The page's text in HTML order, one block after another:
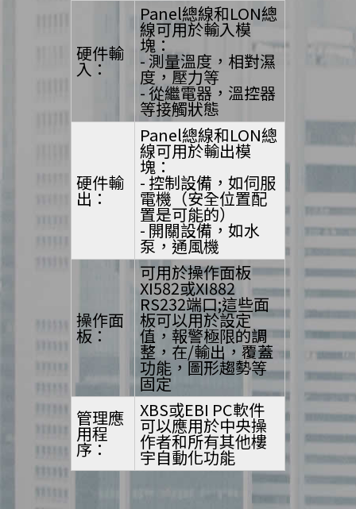
硬件輸
入：
Panel總線和LON總
線可用於輸入模
塊：
- 測量溫度，相對濕
度，壓力等
- 從繼電器，溫控器
等接觸狀態
硬件輸
出：
Panel總線和LON總
線可用於輸出模
塊：
- 控制設備，如伺服
電機（安全位置配
置是可能的）
- 開關設備，如水
泵，通風機
操作面
板：
可用於操作面板
XI582或XI882
RS232端口;這些面
板可以用於設定
值，報警極限的調
整，在/輸出，覆蓋
功能，圖形趨勢等
固定
管理應
用程
序：
XBS或EBI PC軟件
可以應用於中央操
作者和所有其他樓
宇自動化功能